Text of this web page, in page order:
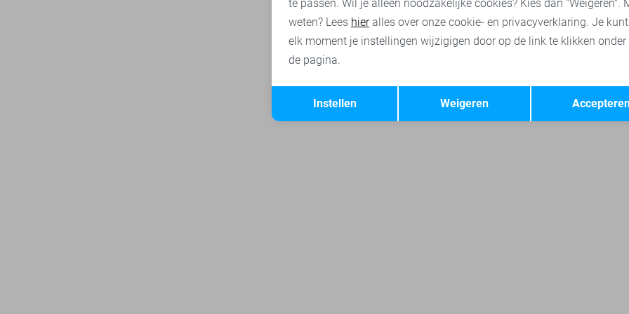
Terug Opslaan
te passen. Wil je alleen noodzakelijke cookies? Kies dan "Weigeren".
weten? Lees hieralles over onze cookie- en privacyverklaring. Je
elk moment je instellingen wijzigigen door op de link te klikken onder
de pagina.
Weigeren
Instellen